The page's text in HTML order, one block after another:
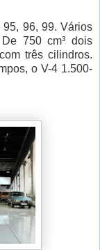
95, 96, 99. Vários
750 cm³ dois
três cilindros.
o V-4 1.500-